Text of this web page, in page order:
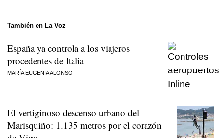
También en La Voz
España ya controla a los viajeros
procedentes de Italia
MARÍA EUGENIA ALONSO
El vertiginoso descenso urbano del
Marisquiño: 1.135 metros por el corazón